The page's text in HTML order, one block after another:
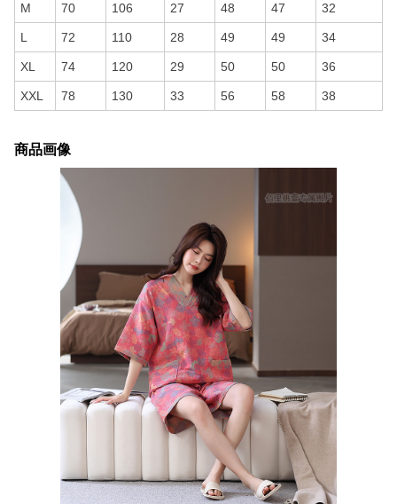
M 70 106 27 48 47 32
L 72 110 28 49 49 34
XL 74 120 29 50 50 36
XXL 78 130 33 56 58 38
商品画像